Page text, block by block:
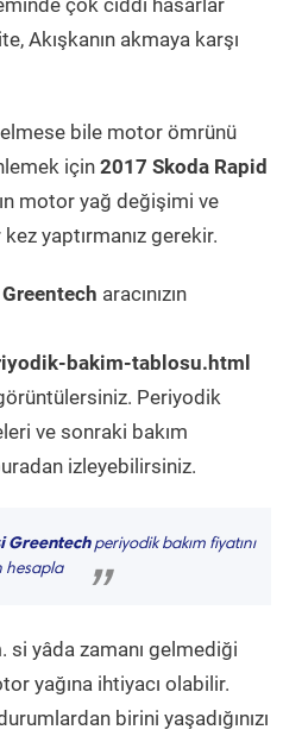
çok ciddi hasarlar
Akışkanın akmaya karşı
bile motor ömrünü
için 2017 Skoda Rapid
motor yağ değişimi ve
kez yaptırmanız gerekir.
aracınızın
bakim-tablosu.html
Periyodik
ve sonraki bakım
izleyebilirsiniz.
Greentechperiyodik bakım fiyatını
hesapla
”
si yâda zamanı gelmediği
yağına ihtiyacı olabilir.
birini yaşadığınızı